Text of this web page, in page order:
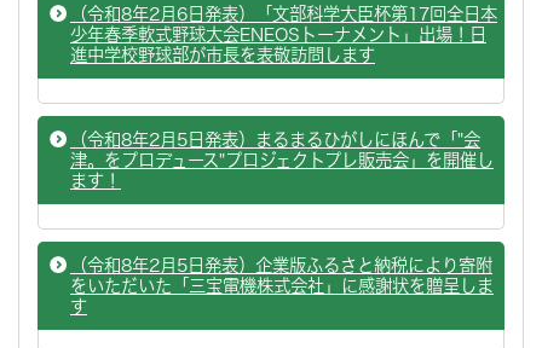
（令和8年2月6日発表）「文部科学大臣杯第17回全日本
少年春季軟式野球大会ENEOSトーナメント」出場！日
進中学校野球部が市長を表敬訪問します
（令和8年2月5日発表）まるまるひがしにほんで「"会
津。をプロデュース"プロジェクトプレ販売会」を開催し
ます！
（令和8年2月5日発表）企業版ふるさと納税により寄附
をいただいた「三宝電機株式会社」に感謝状を贈呈しま
す